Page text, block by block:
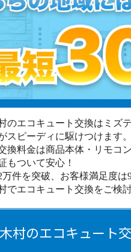
のエコキュート交換はミズ
スピーディに駆けつけます。
換料金は商品本体・リモコ
もついて安心！
件を突破、お客様満足度は
でエコキュート交換をご検
村のエコキュート